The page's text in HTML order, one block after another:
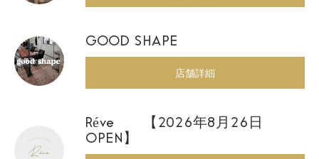
GOOD SHAPE
店舗詳細
Réve 【2026年8月26日
OPEN】